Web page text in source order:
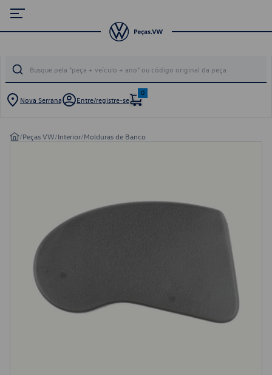
Nova Serrana Entre/registre-se
0
/Peças VW/Interior/Molduras de Banco